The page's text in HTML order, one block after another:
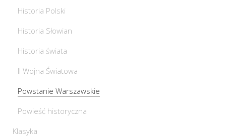
Historia Polski
Historia Słowian
Historia świata
II Wojna Światowa
Powstanie Warszawskie
Powieść historyczna
Klasyka